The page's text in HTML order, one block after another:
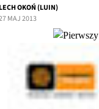
LECH OKOŃ (LUIN)
MAJ 2013